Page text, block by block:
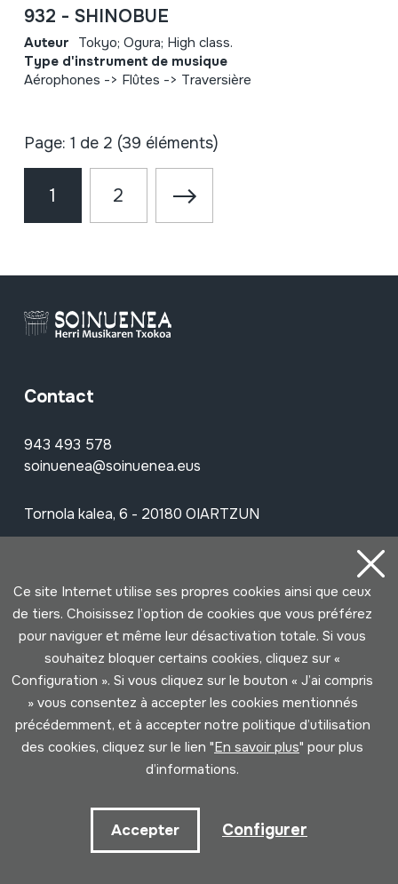
932 - SHINOBUE
Auteur Tokyo; Ogura; High class.
Type d'instrument de musique
Aérophones -> Flûtes -> Traversière
Page: 1 de 2 (39 éléments)
1 2
Contact
943 493 578
soinuenea@soinuenea.eus
Tornola kalea, 6 - 20180 OIARTZUN
FacebookYoutubeIssuu VimeoFlickr SoundCloud
Contact
Horaire
Ce site Internet utilise ses propres cookies ainsi que ceux
de tiers. Choisissez l’option de cookies que vous préférez
pour naviguer et même leur désactivation totale. Si vous
souhaitez bloquer certains cookies, cliquez sur «
Configuration ». Si vous cliquez sur le bouton « J’ai compris
» vous consentez à accepter les cookies mentionnés
précédemment, et à accepter notre politique d’utilisation
des cookies, cliquez sur le lien "En savoir plus" pour plus
d’informations.
Accepter Configurer